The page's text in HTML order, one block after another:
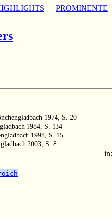
PROMINENTE
1974, S. 20
1984, S. 134
1998, S. 15
2003, S. 8
in: